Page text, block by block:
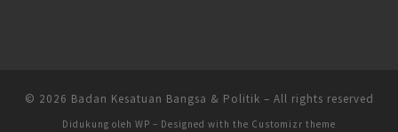
© 2026 Badan Kesatuan Bangsa & Politik – All rights reserved
Didukung oleh WP – Designed with the Customizr theme